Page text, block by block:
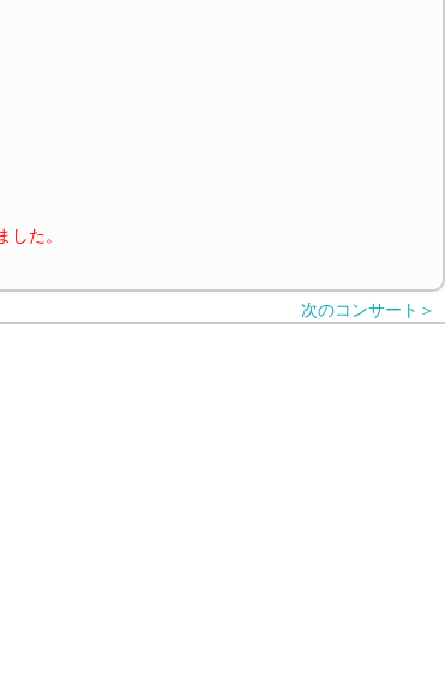
た。
次のコンサート＞